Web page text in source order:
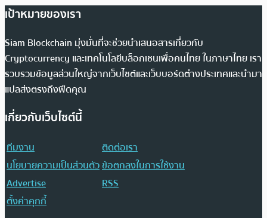
เป้าหมายของเรา
Siam Blockchain มุ่งมั่นที่จะช่วยนำเสนอสารเกี่ยวกับ
Cryptocurrency และเทคโนโลยีบล็อกเชนเพื่อคนไทย ในภาษาไทย เรา
รวบรวมข้อมูลส่วนใหญ่จากเว็บไซต์และเว็บบอร์ดต่างประเทศและนำมา
แปลส่งตรงถึงฟีดคุณ
เกี่ยวกับเว็บไซต์นี้
ทีมงาน
ติดต่อเรา
นโยบายความเป็นส่วนตัวข้อตกลงในการใช้งาน
Advertise
RSS
ตั้งค่าคุกกี้